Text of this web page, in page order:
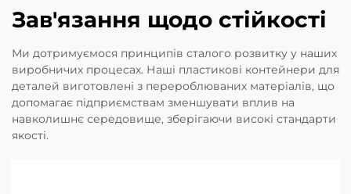
Зав'язання щодо стійкості
Ми дотримуємося принципів сталого розвитку у наших
виробничих процесах. Наші пластикові контейнери для
деталей виготовлені з перероблюваних матеріалів, що
допомагає підприємствам зменшувати вплив на
навколишнє середовище, зберігаючи високі стандарти
якості.